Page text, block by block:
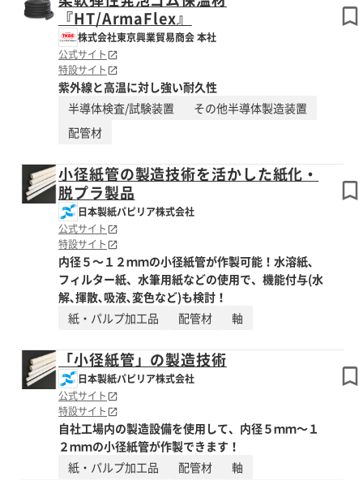
『HT/ArmaFlex』
株式会社東京興業貿易商会 本社
公式サイト
特設サイト
紫外線と高温に対し強い耐久性
半導体検査/試験装置
その他半導体製造装置
配管材
小径紙管の製造技術を活かした紙化・
脱プラ製品
日本製紙パピリア株式会社
公式サイト
特設サイト
内径５～１２ｍｍの小径紙管が作製可能！水溶紙､
フィルター紙、水筆用紙などの使用で、機能付与(水
解､揮散､吸液､変色など)も検討！
紙・パルプ加工品
配管材 軸
「小径紙管」の製造技術
日本製紙パピリア株式会社
公式サイト
特設サイト
自社工場内の製造設備を使用して、内径５ｍｍ～１
２ｍｍの小径紙管が作製できます！
紙・パルプ加工品
配管材
軸